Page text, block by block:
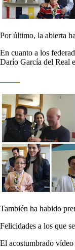
Por último, la abierta
En cuanto a los
Darío García del Real
También ha habido
Felicidades a los que
El acostumbrado vídeo